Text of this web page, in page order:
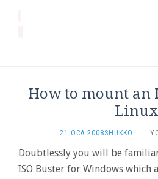
How to mount an
Linux
21 OCA 2008SHUKKO ·
AN
Doubtlessly you will be
ISO Buster for Windows which